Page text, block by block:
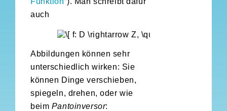
auch
Abbildungen können sehr
unterschiedlich wirken: Sie
können Dinge verschieben,
spiegeln, drehen, oder wie
beim Pantoinversor: